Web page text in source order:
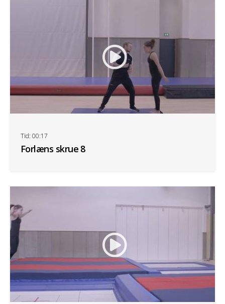
Forlæns skrue 8
Tid: 00:17